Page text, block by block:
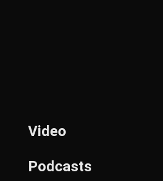
Video
Podcasts